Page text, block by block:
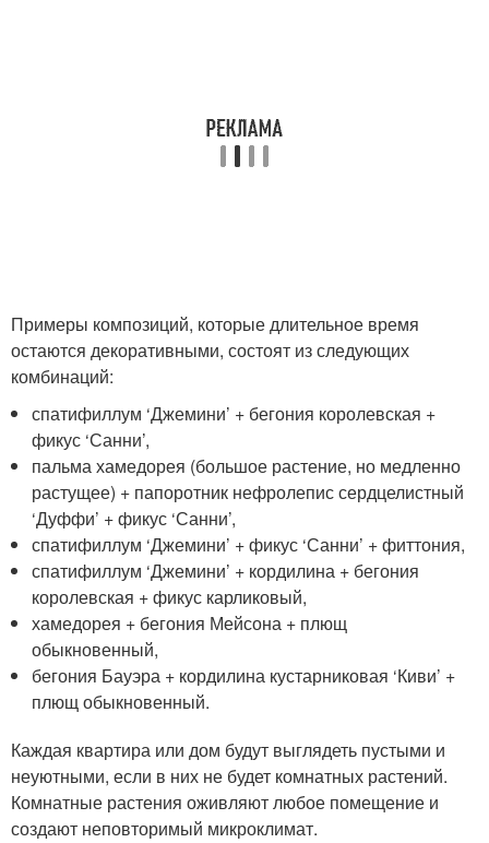
Примеры композиций, которые длительное время
остаются декоративными, состоят из следующих
комбинаций:
спатифиллум ‘Джемини’ + бегония королевская +
фикус ‘Санни’,
пальма хамедорея (большое растение, но медленно
растущее) + папоротник нефролепис сердцелистный
‘Дуффи’ + фикус ‘Санни’,
спатифиллум ‘Джемини’ + фикус ‘Санни’ + фиттония,
спатифиллум ‘Джемини’ + кордилина + бегония
королевская + фикус карликовый,
хамедорея + бегония Мейсона + плющ
обыкновенный,
бегония Бауэра + кордилина кустарниковая ‘Киви’ +
плющ обыкновенный.
Каждая квартира или дом будут выглядеть пустыми и
неуютными, если в них не будет комнатных растений.
Комнатные растения оживляют любое помещение и
создают неповторимый микроклимат.